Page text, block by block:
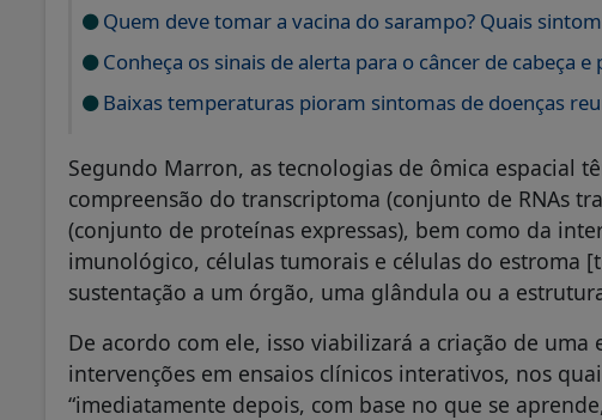
Quem deve tomar a vacina do sarampo? Quais
Conheça os sinais de alerta para o câncer de cabeça e
Baixas temperaturas pioram sintomas de doenças
Segundo Marron, as tecnologias de ômica espacial
compreensão do transcriptoma (conjunto de RNAs
(conjunto de proteínas expressas), bem como da
imunológico, células tumorais e células do estroma
sustentação a um órgão, uma glândula ou a
De acordo com ele, isso viabilizará a criação de
intervenções em ensaios clínicos interativos, nos
“imediatamente depois, com base no que se